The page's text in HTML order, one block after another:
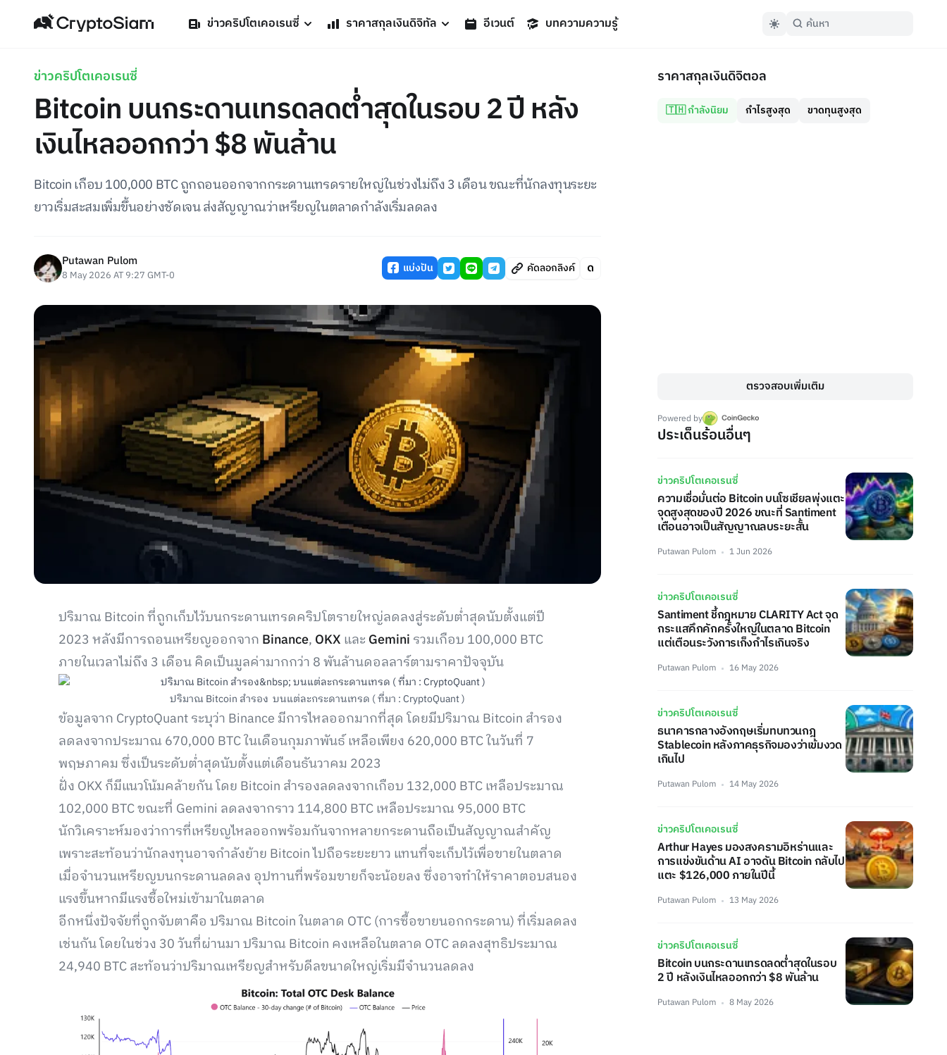
ข่าวคริปโตเคอเรนซี่ ราคาสกุลเงินดิจิทัล อีเวนต์ บทความความรู้
ข่าวคริปโตเคอเรนซี่
Bitcoin บนกระดานเทรดลดต่ำสุดในรอบ 2 ปี หลัง
เงินไหลออกกว่า $8 พันล้าน
Bitcoin เกือบ 100,000 BTC ถูกถอนออกจากกระดานเทรดรายใหญ่ในช่วงไม่ถึง 3 เดือน ขณะที่นักลงทุนระยะ
ยาวเริ่มสะสมเพิ่มขึ้นอย่างชัดเจน ส่งสัญญาณว่าเหรียญในตลาดกำลังเริ่มลดลง
Putawan Pulom
8 May 2026 AT 9:27 GMT-0 แบ่งปัน คัดลอกลิงค์
ปริมาณ Bitcoin ที่ถูกเก็บไว้บนกระดานเทรดคริปโตรายใหญ่ลดลงสู่ระดับต่ำสุดนับตั้งแต่ปี
2023 หลังมีการถอนเหรียญออกจาก Binance, OKX และ Gemini รวมเกือบ 100,000 BTC
ภายในเวลาไม่ถึง 3 เดือน คิดเป็นมูลค่ามากกว่า 8 พันล้านดอลลาร์ตามราคาปัจจุบัน
ปริมาณ Bitcoin สำรอง บนแต่ละกระดานเทรด ( ที่มา : CryptoQuant )
ข้อมูลจาก CryptoQuant ระบุว่า Binance มีการไหลออกมากที่สุด โดยมีปริมาณ Bitcoin สำรอง
ลดลงจากประมาณ 670,000 BTC ในเดือนกุมภาพันธ์ เหลือเพียง 620,000 BTC ในวันที่ 7
พฤษภาคม ซึ่งเป็นระดับต่ำสุดนับตั้งแต่เดือนธันวาคม 2023
ฝั่ง OKX ก็มีแนวโน้มคล้ายกัน โดย Bitcoin สำรองลดลงจากเกือบ 132,000 BTC เหลือประมาณ
102,000 BTC ขณะที่ Gemini ลดลงจากราว 114,800 BTC เหลือประมาณ 95,000 BTC
นักวิเคราะห์มองว่าการที่เหรียญไหลออกพร้อมกันจากหลายกระดานถือเป็นสัญญาณสำคัญ
เพราะสะท้อนว่านักลงทุนอาจกำลังย้าย Bitcoin ไปถือระยะยาว แทนที่จะเก็บไว้เพื่อขายในตลาด
เมื่อจำนวนเหรียญบนกระดานลดลง อุปทานที่พร้อมขายก็จะน้อยลง ซึ่งอาจทำให้ราคาตอบสนอง
แรงขึ้นหากมีแรงซื้อใหม่เข้ามาในตลาด
อีกหนึ่งปัจจัยที่ถูกจับตาคือ ปริมาณ Bitcoin ในตลาด OTC (การซื้อขายนอกกระดาน) ที่เริ่มลดลง
เช่นกัน โดยในช่วง 30 วันที่ผ่านมา ปริมาณ Bitcoin คงเหลือในตลาด OTC ลดลงสุทธิประมาณ
24,940 BTC สะท้อนว่าปริมาณเหรียญสำหรับดีลขนาดใหญ่เริ่มมีจำนวนลดลง
ราคาสกุลเงินดิจิตอล
🇹🇭 กำลังนิยม กำไรสูงสุด ขาดทุนสูงสุด
ตรวจสอบเพิ่มเติม
Powered by
ประเด็นร้อนอื่นๆ
ข่าวคริปโตเคอเรนซี่
ความเชื่อมั่นต่อ Bitcoin บนโซเชียลพุ่งแตะ
จุดสูงสุดของปี 2026 ขณะที่ Santiment
เตือนอาจเป็นสัญญาณลบระยะสั้น
Putawan Pulom 1 Jun 2026
ข่าวคริปโตเคอเรนซี่
Santiment ชี้กฎหมาย CLARITY Act จุด
กระแสคึกคักครั้งใหญ่ในตลาด Bitcoin
แต่เตือนระวังการเก็งกำไรเกินจริง
Putawan Pulom 16 May 2026
ข่าวคริปโตเคอเรนซี่
ธนาคารกลางอังกฤษเริ่มทบทวนกฎ
Stablecoin หลังภาคธุรกิจมองว่าเข้มงวด
เกินไป
Putawan Pulom 14 May 2026
ข่าวคริปโตเคอเรนซี่
Arthur Hayes มองสงครามอิหร่านและ
การแข่งขันด้าน AI อาจดัน Bitcoin กลับไป
แตะ $126,000 ภายในปีนี้
Putawan Pulom 13 May 2026
ข่าวคริปโตเคอเรนซี่
Bitcoin บนกระดานเทรดลดต่ำสุดในรอบ
2 ปี หลังเงินไหลออกกว่า $8 พันล้าน
Putawan Pulom 8 May 2026